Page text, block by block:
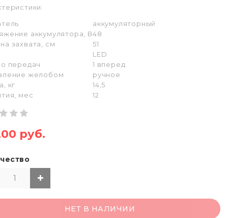
аккумуляторный
аккумулятора, В48
захвата, см
51
LED
передач
1 вперед
желобом
ручное
кг
14,5
мес
12
руб.
НЕТ В НАЛИЧИИ